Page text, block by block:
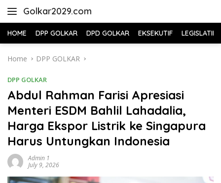
Golkar2029.com
HOME DPP GOLKAR DPD GOLKAR EKSEKUTIF LEGISLATIF
Home DPP GOLKAR
DPP GOLKAR
Abdul Rahman Farisi Apresiasi
Menteri ESDM Bahlil Lahadalia,
Harga Ekspor Listrik ke Singapura
Harus Untungkan Indonesia
Admin 1
July 9, 2026